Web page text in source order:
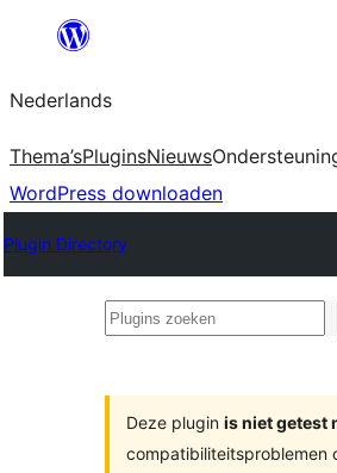
de
inhoud
Nederlands
Thema’sPluginsNieuws
WordPress downloaden
Plugin Directory
Plugins
Deze plugin is niet getest
compatibiliteitsproblemen